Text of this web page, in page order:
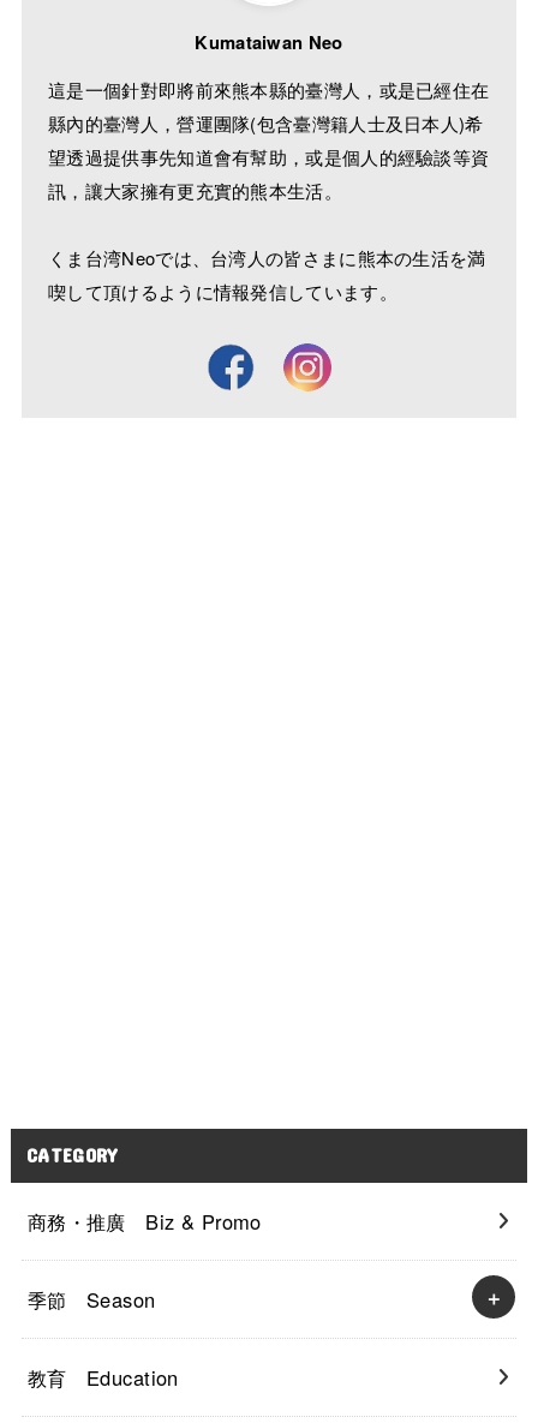
Kumataiwan Neo
這是一個針對即將前來熊本縣的臺灣人，或是已經住在
縣內的臺灣人，營運團隊(包含臺灣籍人士及日本人)希
望透過提供事先知道會有幫助，或是個人的經驗談等資
訊，讓大家擁有更充實的熊本生活。
くま台湾Neoでは、台湾人の皆さまに熊本の生活を満
喫して頂けるように情報発信しています。
CATEGORY
商務・推廣 Biz & Promo
季節 Season
教育 Education